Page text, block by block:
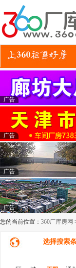
广告
广告
广告
广告
您的当前位置： 360厂库房网
选择搜索